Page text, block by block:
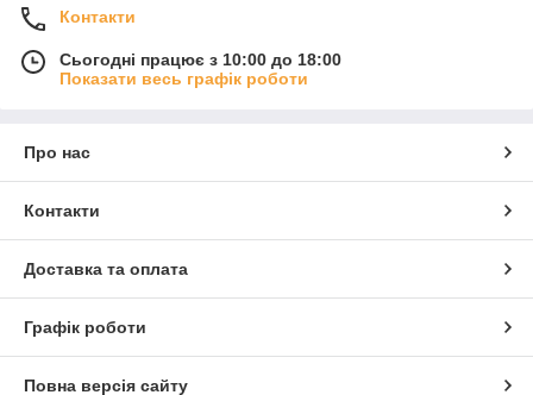
Контакти
Сьогодні працює з 10:00 до 18:00
Показати весь графік роботи
Про нас
Контакти
Доставка та оплата
Графік роботи
Повна версія сайту